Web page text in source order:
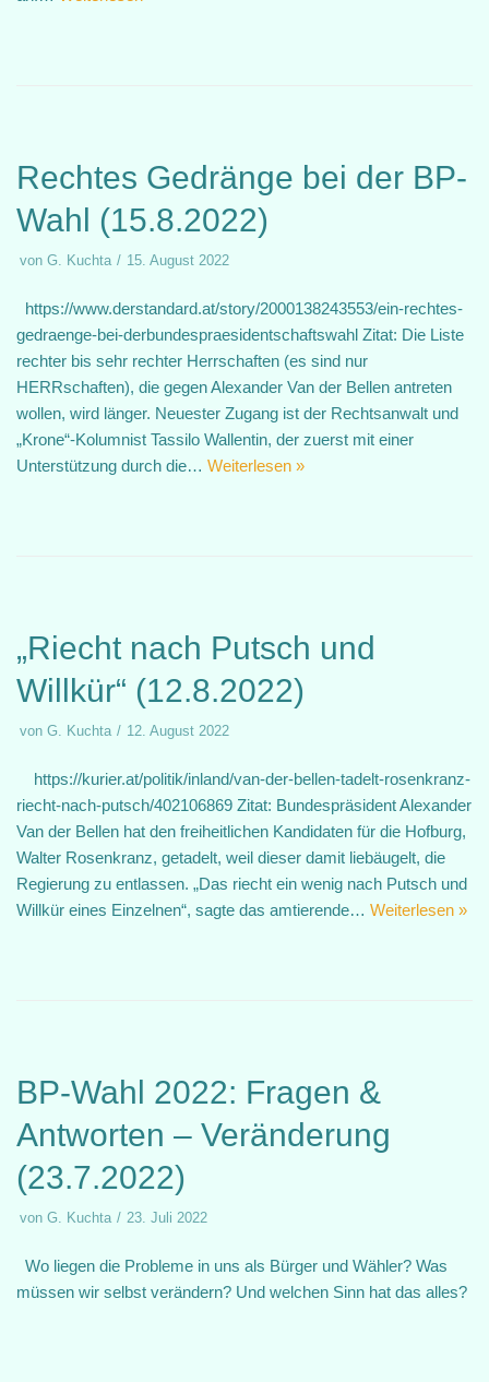
Rechtes Gedränge bei der BP-
Wahl (15.8.2022)
von G. Kuchta 15. August 2022
https://www.derstandard.at/story/2000138243553/ein-rechtes-
gedraenge-bei-derbundespraesidentschaftswahl Zitat: Die Liste
rechter bis sehr rechter Herrschaften (es sind nur
HERRschaften), die gegen Alexander Van der Bellen antreten
wollen, wird länger. Neuester Zugang ist der Rechtsanwalt und
„Krone“-Kolumnist Tassilo Wallentin, der zuerst mit einer
Unterstützung durch die… Weiterlesen »
„Riecht nach Putsch und
Willkür“ (12.8.2022)
von G. Kuchta 12. August 2022
https://kurier.at/politik/inland/van-der-bellen-tadelt-rosenkranz-
riecht-nach-putsch/402106869 Zitat: Bundespräsident Alexander
Van der Bellen hat den freiheitlichen Kandidaten für die Hofburg,
Walter Rosenkranz, getadelt, weil dieser damit liebäugelt, die
Regierung zu entlassen. „Das riecht ein wenig nach Putsch und
Willkür eines Einzelnen“, sagte das amtierende… Weiterlesen »
BP-Wahl 2022: Fragen &
Antworten – Veränderung
(23.7.2022)
von G. Kuchta 23. Juli 2022
Wo liegen die Probleme in uns als Bürger und Wähler? Was
müssen wir selbst verändern? Und welchen Sinn hat das alles?